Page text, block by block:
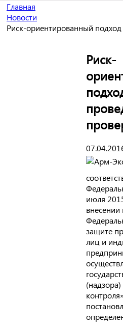
Главная
Новости
Риск-ориентированный
Риск-
июля
защите
лиц и